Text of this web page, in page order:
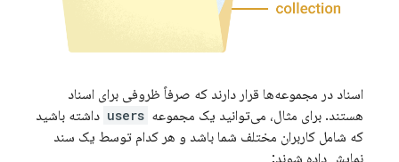
اسناد در مجموعه‌ها قرار دارند که صرفاً ظروفی برای اسناد
هستند. برای مثال، می‌توانید یک مجموعه users داشته باشید
که شامل کاربران مختلف شما باشد و هر کدام توسط یک سند
نمایش داده شوند: